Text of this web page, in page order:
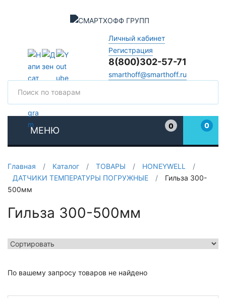
Личный кабинет
Регистрация
8(800)302-57-71
smarthoff@smarthoff.ru
МЕНЮ
0
0
Главная / Каталог / ТОВАРЫ / HONEYWELL
/
ДАТЧИКИ ТЕМПЕРАТУРЫ ПОГРУЖНЫЕ
/
Гильза 300-
500мм
Гильза 300-500мм
По вашему запросу товаров не найдено